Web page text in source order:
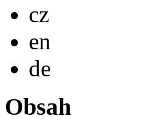
cz
en
de
Obsah